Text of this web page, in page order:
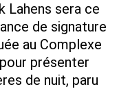
Lahens sera ce
de signature
au Complexe
présenter
de nuit, paru